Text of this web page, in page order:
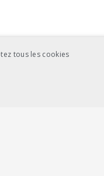
tous les cookies